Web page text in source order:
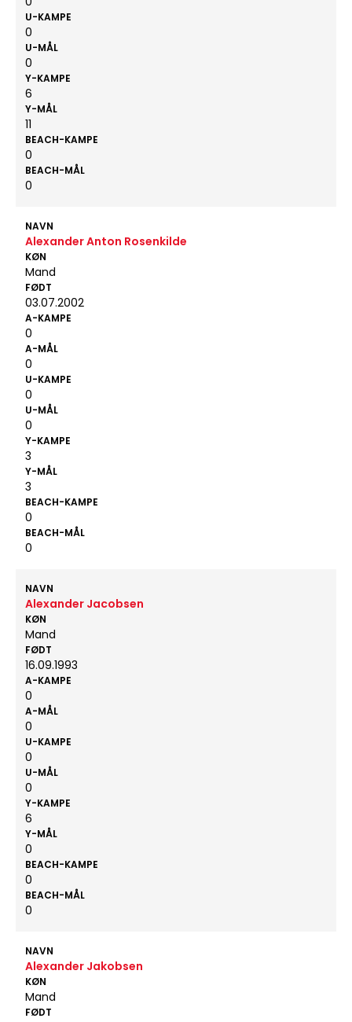
U-KAMPE
0
U-MÅL
0
Y-KAMPE
6
Y-MÅL
11
BEACH-KAMPE
0
BEACH-MÅL
0
NAVN
Alexander Anton Rosenkilde
KØN
Mand
FØDT
03.07.2002
A-KAMPE
0
A-MÅL
0
U-KAMPE
0
U-MÅL
0
Y-KAMPE
3
Y-MÅL
3
BEACH-KAMPE
0
BEACH-MÅL
0
NAVN
Alexander Jacobsen
KØN
Mand
FØDT
16.09.1993
A-KAMPE
0
A-MÅL
0
U-KAMPE
0
U-MÅL
0
Y-KAMPE
6
Y-MÅL
0
BEACH-KAMPE
0
BEACH-MÅL
0
NAVN
Alexander Jakobsen
KØN
Mand
FØDT